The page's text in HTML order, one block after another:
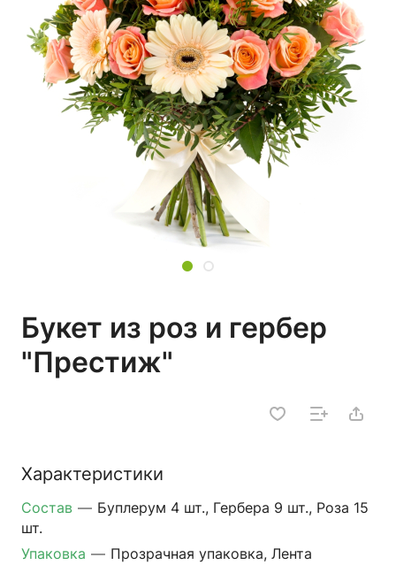
Букет из роз и гербер
"Престиж"
Характеристики
Состав — Буплерум 4 шт., Гербера 9 шт., Роза 15
шт.
Упаковка — Прозрачная упаковка, Лента